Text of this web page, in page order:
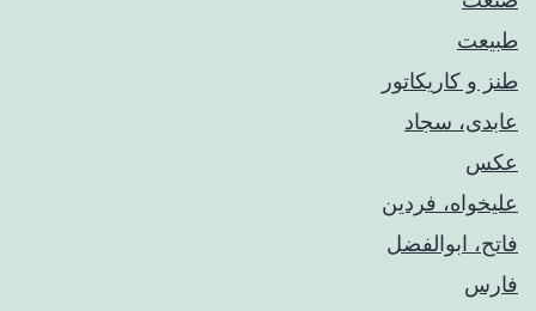
طبیعت
طنز و کاریکاتور
عابدی، سجاد
عکس
علیخواه، فردین
فاتح، ابوالفضل
فارس